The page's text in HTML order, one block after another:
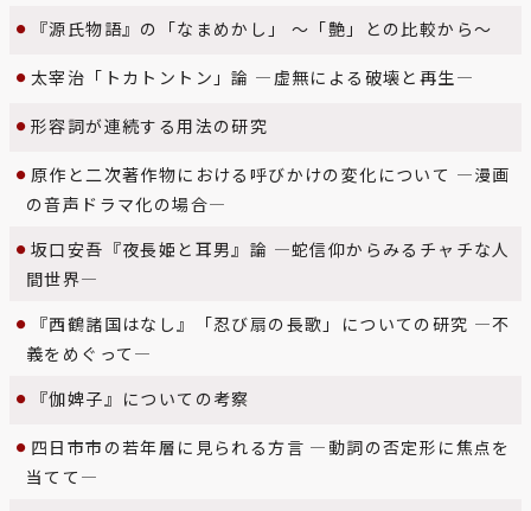
『源氏物語』の「なまめかし」 〜「艶」との比較から〜
太宰治「トカトントン」論 ―虚無による破壊と再生―
形容詞が連続する用法の研究
原作と二次著作物における呼びかけの変化について ―漫画
の音声ドラマ化の場合―
坂口安吾『夜長姫と耳男』論 ―蛇信仰からみるチャチな人
間世界―
『西鶴諸国はなし』「忍び扇の長歌」についての研究 ―不
義をめぐって―
『伽婢子』についての考察
四日市市の若年層に見られる方言 ―動詞の否定形に焦点を
当てて―